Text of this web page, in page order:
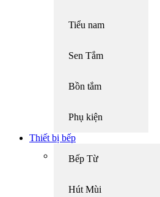
Tiểu nam
Sen Tắm
Bồn tắm
Phụ kiện
Thiết bị bếp
Bếp Từ
Hút Mùi